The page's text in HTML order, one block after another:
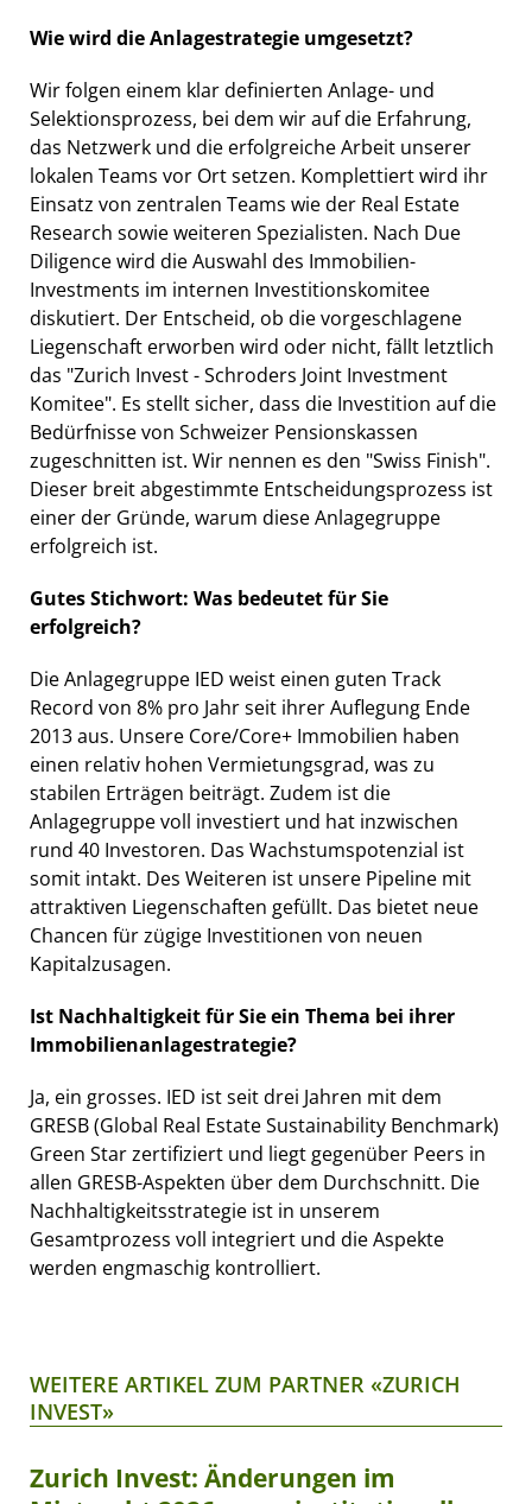
Wie wird die Anlagestrategie umgesetzt?
Wir folgen einem klar definierten Anlage- und
Selektionsprozess, bei dem wir auf die Erfahrung,
das Netzwerk und die erfolgreiche Arbeit unserer
lokalen Teams vor Ort setzen. Komplettiert wird ihr
Einsatz von zentralen Teams wie der Real Estate
Research sowie weiteren Spezialisten. Nach Due
Diligence wird die Auswahl des Immobilien-
Investments im internen Investitionskomitee
diskutiert. Der Entscheid, ob die vorgeschlagene
Liegenschaft erworben wird oder nicht, fällt letztlich
das "Zurich Invest - Schroders Joint Investment
Komitee". Es stellt sicher, dass die Investition auf die
Bedürfnisse von Schweizer Pensionskassen
zugeschnitten ist. Wir nennen es den "Swiss Finish".
Dieser breit abgestimmte Entscheidungsprozess ist
einer der Gründe, warum diese Anlagegruppe
erfolgreich ist.
Gutes Stichwort: Was bedeutet für Sie
erfolgreich?
Die Anlagegruppe IED weist einen guten Track
Record von 8% pro Jahr seit ihrer Auflegung Ende
2013 aus. Unsere Core/Core+ Immobilien haben
einen relativ hohen Vermietungsgrad, was zu
stabilen Erträgen beiträgt. Zudem ist die
Anlagegruppe voll investiert und hat inzwischen
rund 40 Investoren. Das Wachstumspotenzial ist
somit intakt. Des Weiteren ist unsere Pipeline mit
attraktiven Liegenschaften gefüllt. Das bietet neue
Chancen für zügige Investitionen von neuen
Kapitalzusagen.
Ist Nachhaltigkeit für Sie ein Thema bei ihrer
Immobilienanlagestrategie?
Ja, ein grosses. IED ist seit drei Jahren mit dem
GRESB (Global Real Estate Sustainability Benchmark)
Green Star zertifiziert und liegt gegenüber Peers in
allen GRESB-Aspekten über dem Durchschnitt. Die
Nachhaltigkeitsstrategie ist in unserem
Gesamtprozess voll integriert und die Aspekte
werden engmaschig kontrolliert.
WEITERE ARTIKEL ZUM PARTNER «ZURICH
INVEST»
Zurich Invest: Änderungen im